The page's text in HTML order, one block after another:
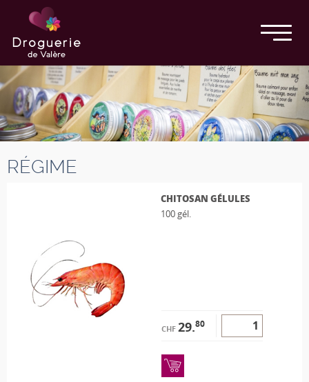
RÉGIME
CHITOSAN GÉLULES
100 gél.
CHF 29.80